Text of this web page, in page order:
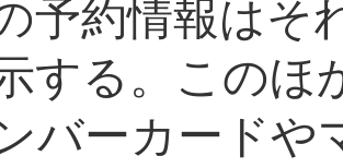
予約情報はそ
する。このほ
バーカードや